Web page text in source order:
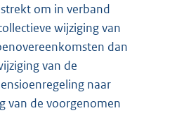
om in verband
wijziging van
dan
van de
naar
van de voorgenomen